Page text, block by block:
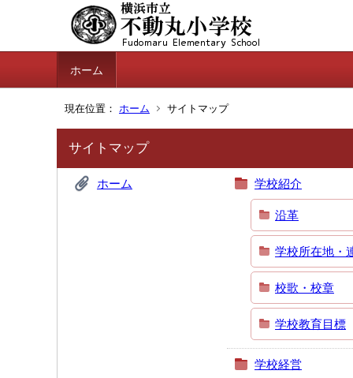
ホーム
現在位置： ホーム サイトマップ
サイトマップ
ホーム 学校紹介
沿革
学校所在地・
校歌・校章
学校教育目標
学校経営